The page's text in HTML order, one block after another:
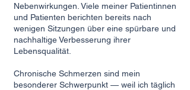
Nebenwirkungen. Viele meiner Patientinnen
und Patienten berichten bereits nach
wenigen Sitzungen über eine spürbare und
nachhaltige Verbesserung ihrer
Lebensqualität.
Chronische Schmerzen sind mein
besonderer Schwerpunkt — weil ich täglich